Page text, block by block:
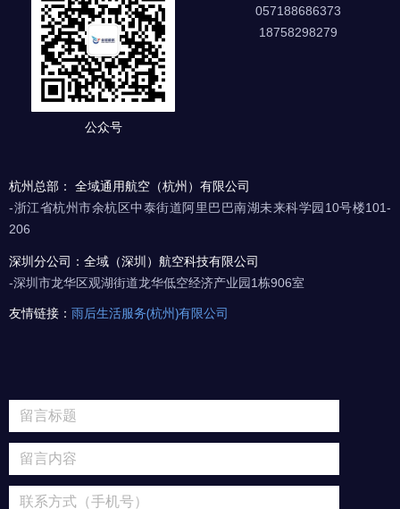
杭州总部： 全域通用航空（杭州）有限公司
-浙江省杭州市余杭区中泰街道阿里巴巴南湖未来科学园10号楼101-
206
深圳分公司：全域（深圳）航空科技有限公司
-深圳市龙华区观湖街道龙华低空经济产业园1栋906室
友情链接： 雨后生活服务(杭州)有限公司
公众号
057188686373
18758298279